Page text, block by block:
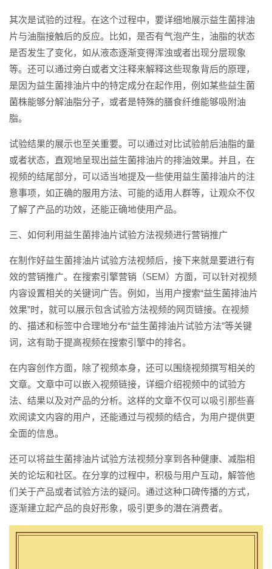
其次是试验的过程。在这个过程中，要详细地展示益生菌排油
片与油脂接触后的反应。比如，是否有气泡产生，油脂的状态
是否发生了变化，如从液态逐渐变得浑浊或者出现分层现象
等。还可以通过旁白或者文注释来解释这些现象背后的原理，
是因为益生菌排油片中的特定成分在起作用，例如某些益生菌
菌株能够分解油脂分子，或者是特殊的膳食纤维能够吸附油
脂。
试验结果的展示也至关重要。可以通过对比试验前后油脂的量
或者状态，直观地呈现出益生菌排油片的排油效果。并且，在
视频的结尾部分，可以适当地提及一些使用益生菌排油片的注
意事项，如正确的服用方法、可能的适用人群等，让观众不仅
了解了产品的功效，还能正确地使用产品。
三、如何利用益生菌排油片试验方法视频进行营销推广
在制作好益生菌排油片试验方法视频后，接下来就是要进行有
效的营销推广。在搜索引擎营销（SEM）方面，可以针对视频
内容设置相关的关键词广告。例如，当用户搜索“益生菌排油片
效果”时，就可以展示包含试验方法视频的网页链接。在视频
的、描述和标签中合理地分布“益生菌排油片试验方法”等关键
词，这有助于提高视频在搜索引擎中的排名。
在内容创作方面，除了视频本身，还可以围绕视频撰写相关的
文章。文章中可以嵌入视频链接，详细介绍视频中的试验方
法、结果以及对产品的分析。这样的文章不仅可以吸引那些喜
欢阅读文内容的用户，还能通过与视频的结合，为用户提供更
全面的信息。
还可以将益生菌排油片试验方法视频分享到各种健康、减脂相
关的论坛和社区。在分享的过程中，积极与用户互动，解答他
们关于产品或者试验方法的疑问。通过这种口碑传播的方式，
逐渐建立起产品的良好形象，吸引更多的潜在消费者。